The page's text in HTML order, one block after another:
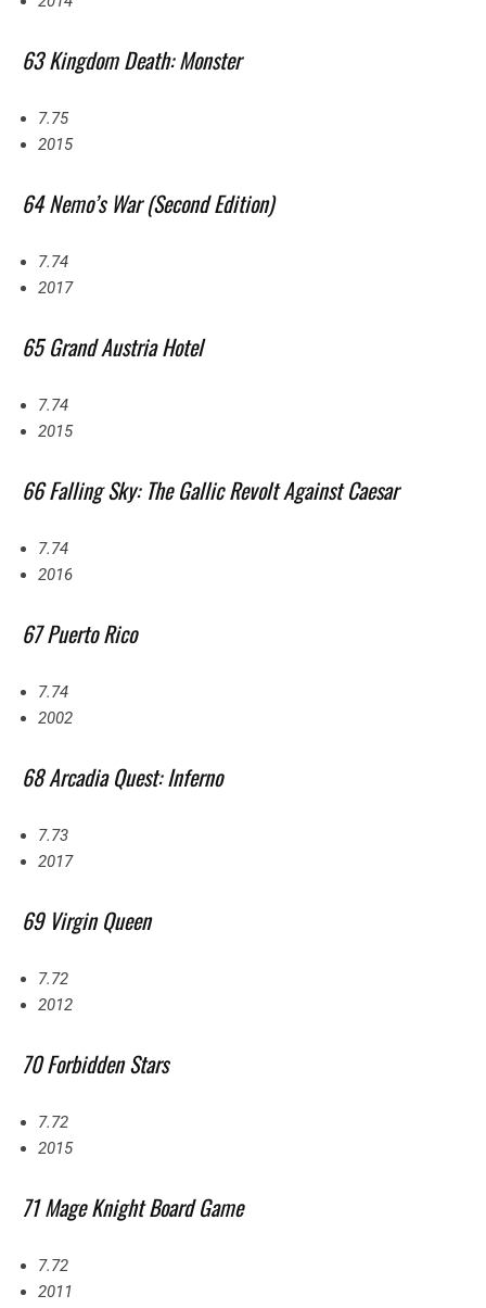
63 Kingdom Death: Monster
7.75
2015
64 Nemo’s War (Second Edition)
7.74
2017
65 Grand Austria Hotel
7.74
2015
66 Falling Sky: The Gallic Revolt Against Caesar
7.74
2016
67 Puerto Rico
7.74
2002
68 Arcadia Quest: Inferno
7.73
2017
69 Virgin Queen
7.72
2012
70 Forbidden Stars
7.72
2015
71 Mage Knight Board Game
7.72
2011